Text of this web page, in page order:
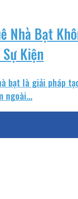
Nhà Bạt
Kiện
bạt là giải pháp
ngoài...